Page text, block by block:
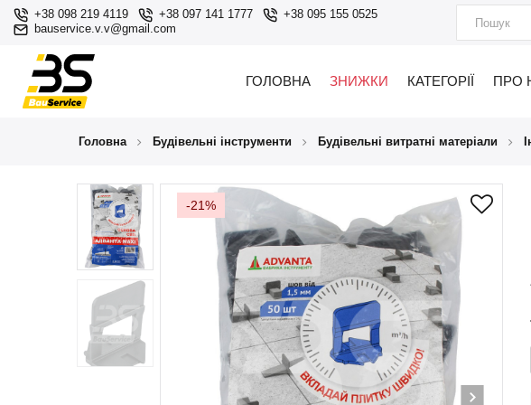
+38 098 219 4119 +38 097 141 1777
+38 095 155 0525
bauservice.v.v@gmail.com
ГОЛОВНА ЗНИЖКИ КАТЕГОРІЇ ПРО
Головна Будівельні інструменти Будівельні витратні матеріали
-21%